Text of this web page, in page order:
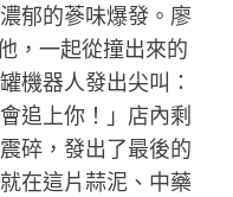
郁的蔘味爆發。廖
，一起從撞出來的
機器人發出尖叫：
追上你！」店內剩
碎，發出了最後的
在這片蒜泥、中藥